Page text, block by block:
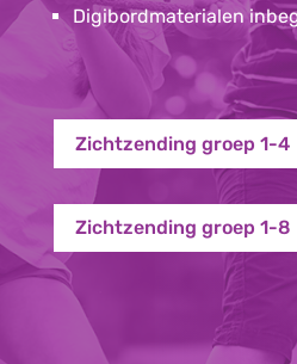
Digibordmaterialen
Zichtzending groep 1-4
Zichtzending groep 1-8